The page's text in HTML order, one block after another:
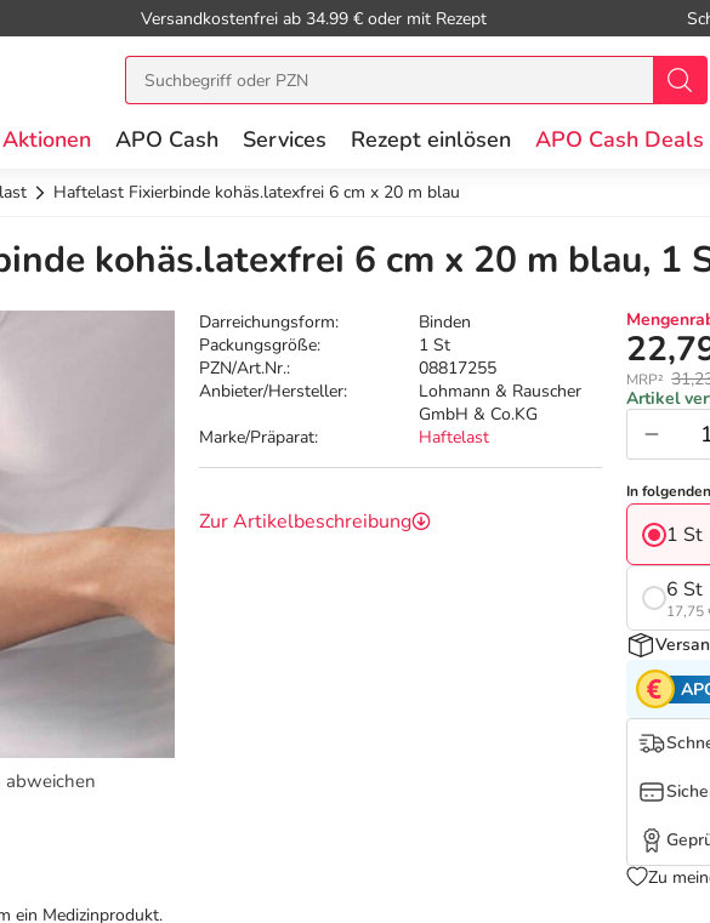
Versandkostenfrei ab 34.99 € oder mit Rezept
Aktionen APO Cash Services Rezept einlösen APO Cash Deals
Haftelast Fixierbinde kohäs.latexfrei 6 cm x 20 m blau
kohäs.latexfrei 6 cm x 20 m blau, 1
Darreichungsform:
Binden
Packungsgröße:
1 St
PZN/Art.Nr.:
08817255
Anbieter/Hersteller:
Lohmann & Rauscher
GmbH & Co.KG
Marke/Präparat:
Haftelast
Zur Artikelbeschreibung
MRP²
Artikel
In
1 St
6 St
17,75
Zu
ein Medizinprodukt.